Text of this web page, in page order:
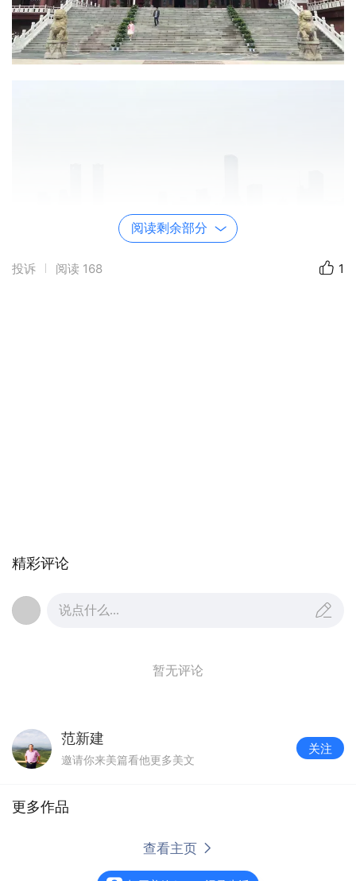
阅读剩余部分
投诉 阅读 168 1
精彩评论
说点什么...
暂无评论
范新建
邀请你来美篇看他更多美文
关注
更多作品
2018年9月8号怀柔区雁栖湖走起！